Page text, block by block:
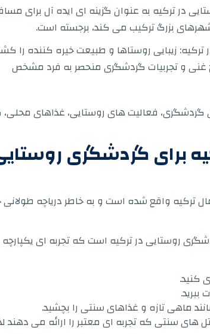
در ترکیه به عنوان گزینه ای ایده آل برای
بزرگ ترکیب می کند، برجسته است.
زیبایی روستاها و طبیعت خیره کننده را
غنی و تجربیات گردشگری منحصر به فرد مشخص
گردشگری، فعالیت های روستایی، غذاهای
برای گردشگری
ترکیه واقع شده است و به خاطر دریاچه
روستایی در ترکیه است که تجربه ای
کنید.
ماهی تازه و غذاهای سنتی را بچشید.
های سنتی که تجربه ای معتبر را ارائه می دهند